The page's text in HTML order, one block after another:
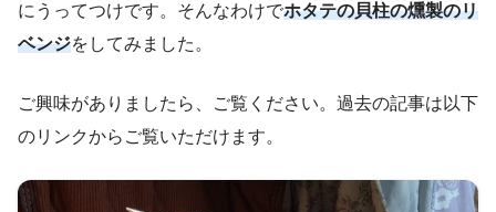
にうってつけです。そんなわけでホタテの貝柱の燻製のリ
ベンジをしてみました。
ご興味がありましたら、ご覧ください。過去の記事は以下
のリンクからご覧いただけます。